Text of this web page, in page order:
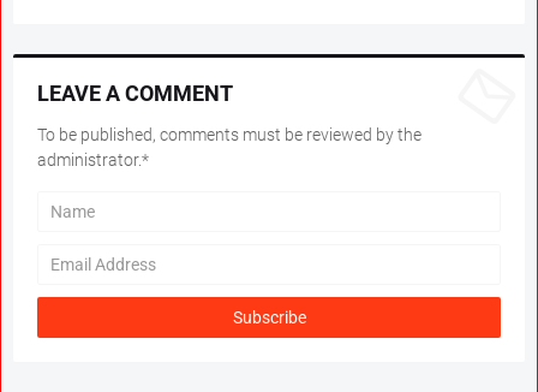
LEAVE A COMMENT
To be published, comments must be reviewed by the
administrator.*